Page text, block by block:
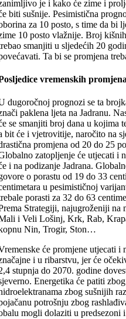
je i kako će zime i
biti sušnije. Pesimistična
za 10 posto, s time da bi
10 posto vlažnije. Broj
smanjiti u sljedećih 20
Ta bi se promjena
vremenskih promjena
dugoročnoj prognozi se ta
paklena ljeta na Jadranu.
se smanjiti broj dana u kojima
bit će i vjetrovitije, naročito na
promjena od 20 do 25
zatopljenje će utjecati i
i na podizanje Jadrana.
o porastu od 19 do 33
u pesimističnoj
porasti za 32 do 63
Strategiji, najugroženiji na
i Veli Lošinj, Krk, Rab,
Nin, Trogir, Ston…
će promjene utjecati
i u ribarstvu, jer će
stupnja do 2070. godine
Energetika će patiti
zbog sušnijih
potrošnju zbog
mogli dolaziti u predsezoni